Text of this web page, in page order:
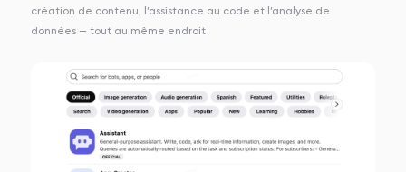
création de contenu, l’assistance au code et l’analyse de
données — tout au même endroit